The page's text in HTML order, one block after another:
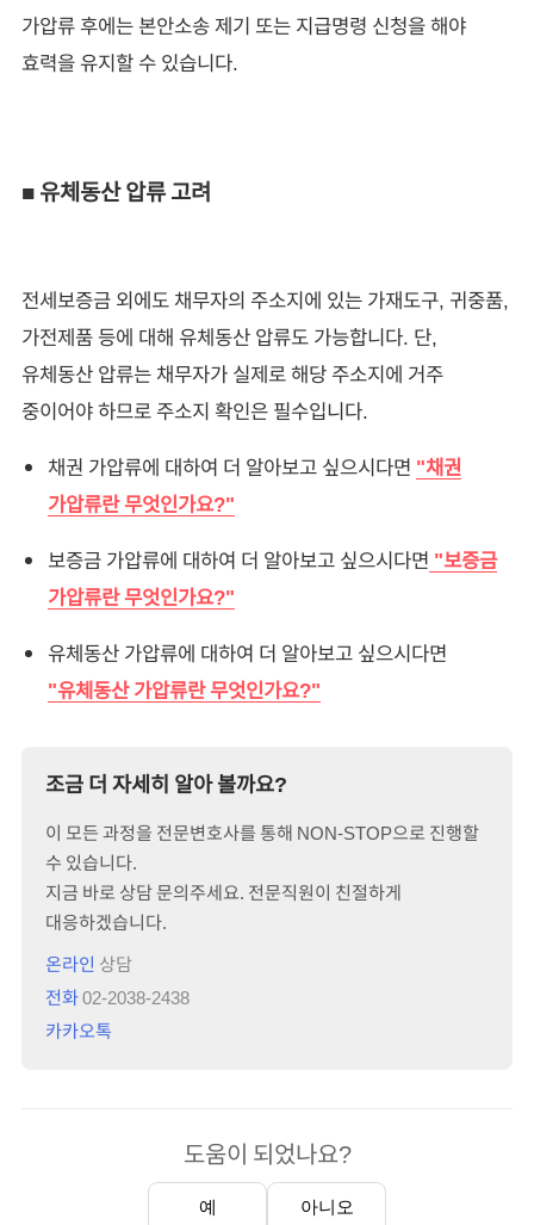
가압류 후에는 본안소송 제기 또는 지급명령 신청을 해야
효력을 유지할 수 있습니다.
■ 유체동산 압류 고려
전세보증금 외에도 채무자의 주소지에 있는 가재도구, 귀중품,
가전제품 등에 대해 유체동산 압류도 가능합니다. 단,
유체동산 압류는 채무자가 실제로 해당 주소지에 거주
중이어야 하므로 주소지 확인은 필수입니다.
채권 가압류에 대하여 더 알아보고 싶으시다면 "채권
가압류란 무엇인가요?"
보증금 가압류에 대하여 더 알아보고 싶으시다면 "보증금
가압류란 무엇인가요?"
유체동산 가압류에 대하여 더 알아보고 싶으시다면
"유체동산 가압류란 무엇인가요?"
조금 더 자세히 알아 볼까요?
이 모든 과정을 전문변호사를 통해 NON-STOP으로 진행할
수 있습니다.
지금 바로 상담 문의주세요. 전문직원이 친절하게
대응하겠습니다.
온라인 상담
전화02-2038-2438
카카오톡
도움이 되었나요?
예 아니오